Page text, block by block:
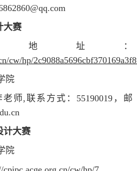
大赛
地址：
cw/hp/
院
老师,联系方式：55190019，邮
计大赛
院